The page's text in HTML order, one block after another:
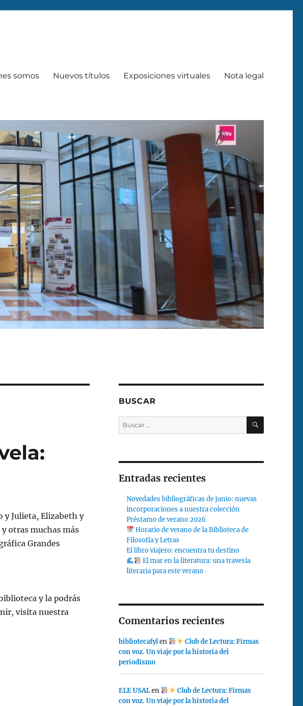
somos Nuevos títulos Exposiciones virtuales Nota legal
y Julieta, Elizabeth y
otras muchas más
Grandes
y la podrás
visita nuestra
BUSCAR
Buscar
por:
BUSCAR
Entradas recientes
Novedades bibliográficas de junio: nuevas
incorporaciones a nuestra colección
Préstamo de verano 2026
Horario de verano de la Biblioteca de
Filosofía y Letras
El libro viajero: encuentra tu destino
El mar en la literatura: una travesía
literaria para este verano
Comentarios recientes
bibliotecafylen
Club de Lectura: Firmas
con voz. Un viaje por la historia del
periodismo
ELE USALen
Club de Lectura: Firmas
con voz. Un viaje por la historia del